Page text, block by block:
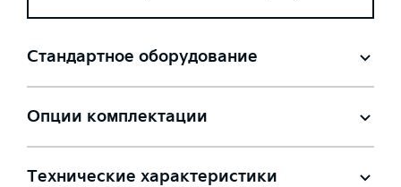
Стандартное оборудование
Опции комплектации
Технические характеристики